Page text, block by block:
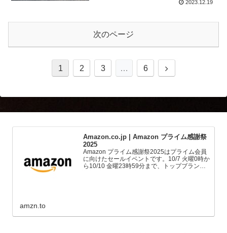
2023.12.19
次のページ
1 2 3 … 6
Amazon.co.jp | Amazon プライム感謝祭
2025
Amazon プライム感謝祭2025はプライム会員
に向けたセールイベントです。10/7 火曜0時か
ら10/10 金曜23時59分まで、トップブランド
amzn.to